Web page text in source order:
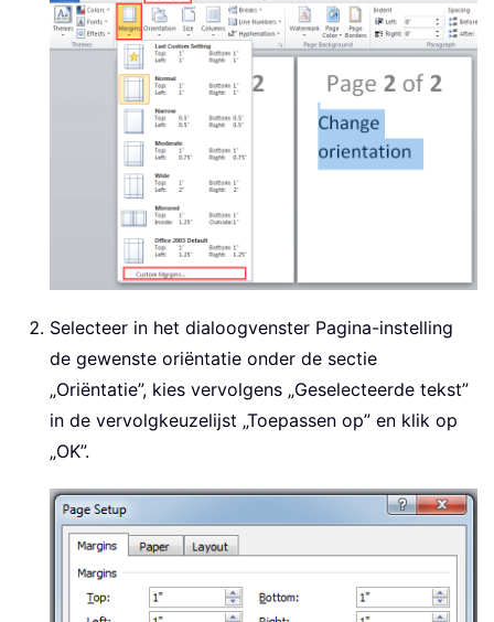
Selecteer in het dialoogvenster Pagina-instelling
de gewenste oriëntatie onder de sectie
„Oriëntatie”, kies vervolgens „Geselecteerde tekst”
in de vervolgkeuzelijst „Toepassen op” en klik op
„OK”.